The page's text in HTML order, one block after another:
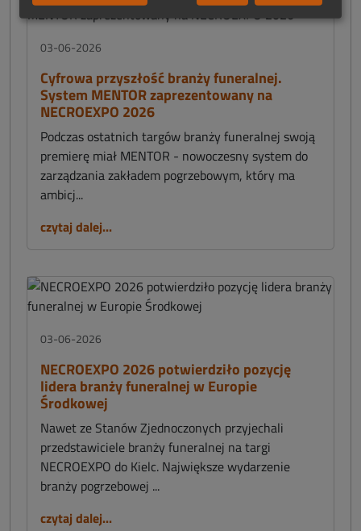
03-06-2026
Cyfrowa przyszłość branży funeralnej.
System MENTOR zaprezentowany na
NECROEXPO 2026
Podczas ostatnich targów branży funeralnej swoją
premierę miał MENTOR - nowoczesny system do
zarządzania zakładem pogrzebowym, który ma
ambicj...
czytaj dalej...
03-06-2026
NECROEXPO 2026 potwierdziło pozycję
lidera branży funeralnej w Europie
Środkowej
Nawet ze Stanów Zjednoczonych przyjechali
przedstawiciele branży funeralnej na targi
NECROEXPO do Kielc. Największe wydarzenie
branży pogrzebowej ...
czytaj dalej...